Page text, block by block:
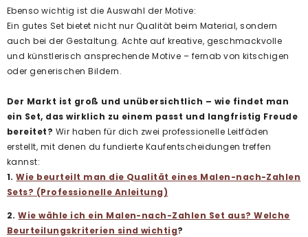
Ebenso wichtig ist die Auswahl der Motive:
Ein gutes Set bietet nicht nur Qualität beim Material, sondern
auch bei der Gestaltung. Achte auf kreative, geschmackvolle
und künstlerisch ansprechende Motive – fernab von kitschigen
oder generischen Bildern.
Der Markt ist groß und unübersichtlich – wie findet man
ein Set, das wirklich zu einem passt und langfristig Freude
bereitet? Wir haben für dich zwei professionelle Leitfäden
erstellt, mit denen du fundierte Kaufentscheidungen treffen
kannst:
1.Wie beurteilt man die Qualität eines Malen-nach-Zahlen
Sets? (Professionelle Anleitung)
2.Wie wähle ich ein Malen-nach-Zahlen Set aus? Welche
Beurteilungskriterien sind wichtig?